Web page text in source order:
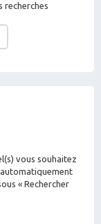
recherches
vous souhaitez
« Rechercher